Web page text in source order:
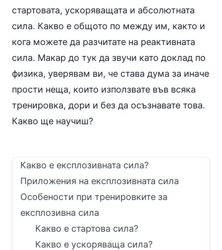
стартовата, ускоряващата и абсолютната
сила. Какво е общото по между им, както и
кога можете да разчитате на реактивната
сила. Макар до тук да звучи като доклад по
физика, уверявам ви, че става дума за иначе
прости неща, които използвате във всяка
тренировка, дори и без да осъзнавате това.
Какво ще научиш?
Какво е експлозивната сила?
Приложения на експлозивната сила
Особености при тренировките за
експлозивна сила
Какво е стартова сила?
Какво е ускоряваща сила?